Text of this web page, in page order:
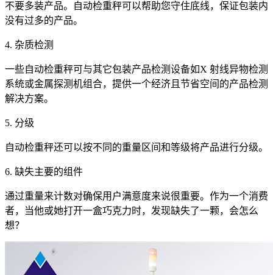
不要多装产品。自动检重秤可以帮助您守住底线，保证包装内
没有过多的产品。
4. 杂质检测
一些自动检重秤可与其它包装产品检测设备如X 射线异物检测
系统或金属探测机组合，提供一个经济且节省空间的产品检测
解决方案。
5. 分级
自动检重秤还可以按不同的重量区间和等级将产品进行分级。
6. 缺失主要的组件
通过重量来计数对确保用户满意度来说很重要。作为一个消费
者，当他或她打开一盒巧克力时，发现缺失了一颗，会怎么
想？